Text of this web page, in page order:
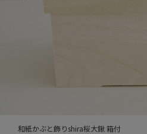
和紙かぶと飾りshira桜大鍬 箱付